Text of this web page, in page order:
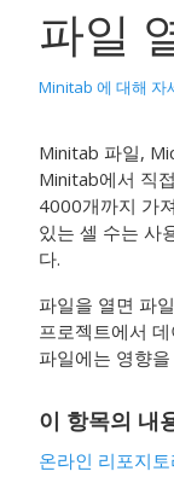
파일
Minitab 에 대해 자
Minitab 파일,
Minitab에서 직
4000개까지 가
있는 셀 수는 사
다.
파일을 열면 파
프로젝트에서
파일에는 영향
이 항목의 내
온라인 리포지